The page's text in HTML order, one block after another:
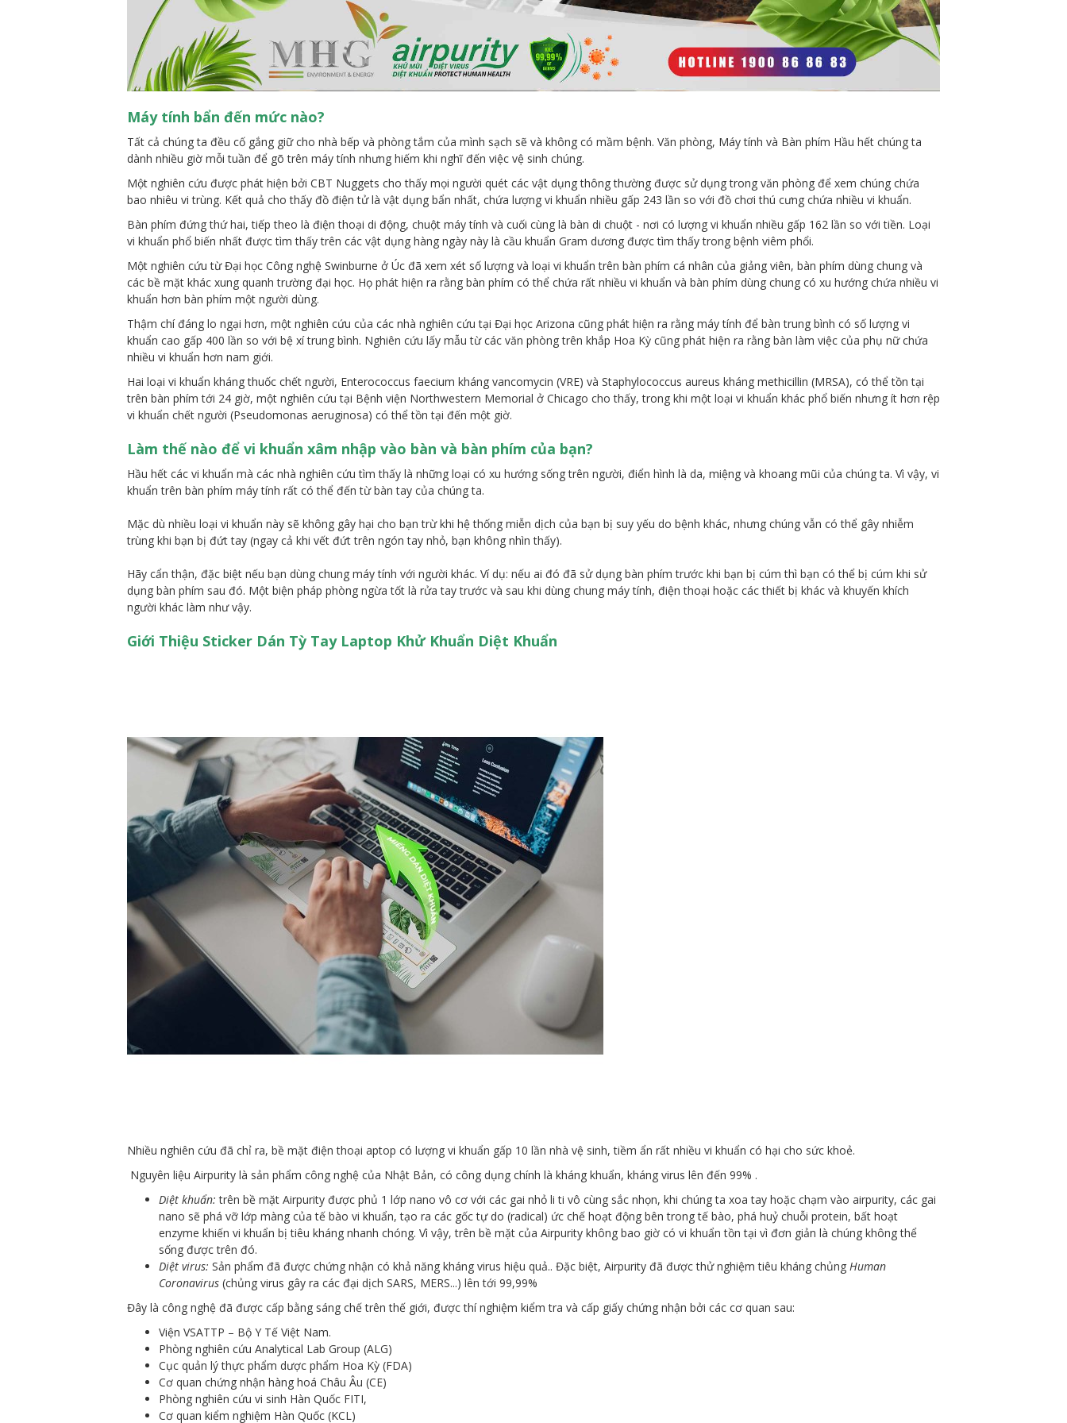
Máy tính bẩn đến mức nào?
Tất cả chúng ta đều cố gắng giữ cho nhà bếp và phòng tắm của mình sạch sẽ và không có mầm bệnh. Văn phòng, Máy tính và Bàn phím Hầu hết chúng ta
dành nhiều giờ mỗi tuần để gõ trên máy tính nhưng hiếm khi nghĩ đến việc vệ sinh chúng.
Một nghiên cứu được phát hiện bởi CBT Nuggets cho thấy mọi người quét các vật dụng thông thường được sử dụng trong văn phòng để xem chúng chứa
bao nhiêu vi trùng. Kết quả cho thấy đồ điện tử là vật dụng bẩn nhất, chứa lượng vi khuẩn nhiều gấp 243 lần so với đồ chơi thú cưng chứa nhiều vi khuẩn.
Bàn phím đứng thứ hai, tiếp theo là điện thoại di động, chuột máy tính và cuối cùng là bàn di chuột - nơi có lượng vi khuẩn nhiều gấp 162 lần so với tiền. Loại
vi khuẩn phổ biến nhất được tìm thấy trên các vật dụng hàng ngày này là cầu khuẩn Gram dương được tìm thấy trong bệnh viêm phổi.
Một nghiên cứu từ Đại học Công nghệ Swinburne ở Úc đã xem xét số lượng và loại vi khuẩn trên bàn phím cá nhân của giảng viên, bàn phím dùng chung và
các bề mặt khác xung quanh trường đại học. Họ phát hiện ra rằng bàn phím có thể chứa rất nhiều vi khuẩn và bàn phím dùng chung có xu hướng chứa nhiều vi
khuẩn hơn bàn phím một người dùng.
Thậm chí đáng lo ngại hơn, một nghiên cứu của các nhà nghiên cứu tại Đại học Arizona cũng phát hiện ra rằng máy tính để bàn trung bình có số lượng vi
khuẩn cao gấp 400 lần so với bệ xí trung bình. Nghiên cứu lấy mẫu từ các văn phòng trên khắp Hoa Kỳ cũng phát hiện ra rằng bàn làm việc của phụ nữ chứa
nhiều vi khuẩn hơn nam giới.
Hai loại vi khuẩn kháng thuốc chết người, Enterococcus faecium kháng vancomycin (VRE) và Staphylococcus aureus kháng methicillin (MRSA), có thể tồn tại
trên bàn phím tới 24 giờ, một nghiên cứu tại Bệnh viện Northwestern Memorial ở Chicago cho thấy, trong khi một loại vi khuẩn khác phổ biến nhưng ít hơn rệp
vi khuẩn chết người (Pseudomonas aeruginosa) có thể tồn tại đến một giờ.
Làm thế nào để vi khuẩn xâm nhập vào bàn và bàn phím của bạn?
Hầu hết các vi khuẩn mà các nhà nghiên cứu tìm thấy là những loại có xu hướng sống trên người, điển hình là da, miệng và khoang mũi của chúng ta. Vì vậy, vi
khuẩn trên bàn phím máy tính rất có thể đến từ bàn tay của chúng ta.
Mặc dù nhiều loại vi khuẩn này sẽ không gây hại cho bạn trừ khi hệ thống miễn dịch của bạn bị suy yếu do bệnh khác, nhưng chúng vẫn có thể gây nhiễm
trùng khi bạn bị đứt tay (ngay cả khi vết đứt trên ngón tay nhỏ, bạn không nhìn thấy).
Hãy cẩn thận, đặc biệt nếu bạn dùng chung máy tính với người khác. Ví dụ: nếu ai đó đã sử dụng bàn phím trước khi bạn bị cúm thì bạn có thể bị cúm khi sử
dụng bàn phím sau đó. Một biện pháp phòng ngừa tốt là rửa tay trước và sau khi dùng chung máy tính, điện thoại hoặc các thiết bị khác và khuyến khích
người khác làm như vậy.
Giới Thiệu Sticker Dán Tỳ Tay Laptop Khử Khuẩn Diệt Khuẩn
Nhiều nghiên cứu đã chỉ ra, bề mặt điện thoại aptop có lượng vi khuẩn gấp 10 lần nhà vệ sinh, tiềm ẩn rất nhiều vi khuẩn có hại cho sức khoẻ.
Nguyên liệu Airpurity là sản phẩm công nghệ của Nhật Bản, có công dụng chính là kháng khuẩn, kháng virus lên đến 99% .
Diệt khuẩn: trên bề mặt Airpurity được phủ 1 lớp nano vô cơ với các gai nhỏ li ti vô cùng sắc nhọn, khi chúng ta xoa tay hoặc chạm vào airpurity, các gai
nano sẽ phá vỡ lớp màng của tế bào vi khuẩn, tạo ra các gốc tự do (radical) ức chế hoạt động bên trong tế bào, phá huỷ chuỗi protein, bất hoạt
enzyme khiến vi khuẩn bị tiêu kháng nhanh chóng. Vì vậy, trên bề mặt của Airpurity không bao giờ có vi khuẩn tồn tại vì đơn giản là chúng không thể
sống được trên đó.
Diệt virus: Sản phẩm đã được chứng nhận có khả năng kháng virus hiệu quả.. Đặc biệt, Airpurity đã được thử nghiệm tiêu kháng chủng Human
Coronavirus (chủng virus gây ra các đại dịch SARS, MERS...) lên tới 99,99%
Đây là công nghệ đã được cấp bằng sáng chế trên thế giới, được thí nghiệm kiểm tra và cấp giấy chứng nhận bởi các cơ quan sau:
Viện VSATTP – Bộ Y Tế Việt Nam.
Phòng nghiên cứu Analytical Lab Group (ALG)
Cục quản lý thực phẩm dược phẩm Hoa Kỳ (FDA)
Cơ quan chứng nhận hàng hoá Châu Âu (CE)
Phòng nghiên cứu vi sinh Hàn Quốc FITI,
Cơ quan kiểm nghiệm Hàn Quốc (KCL)